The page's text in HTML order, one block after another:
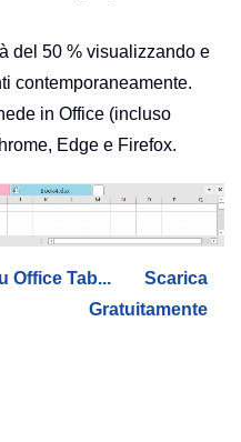
del 50 % visualizzando e
contemporaneamente.
in Office (incluso
Edge e Firefox.
Office Tab...
Scarica
Gratuitamente